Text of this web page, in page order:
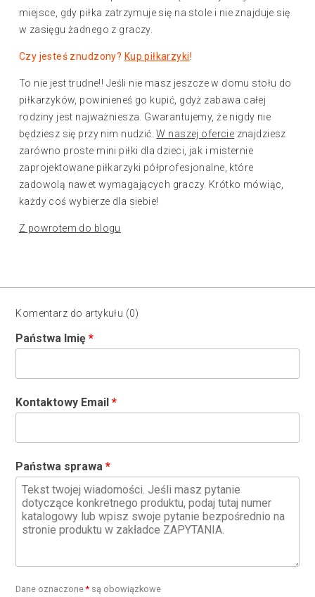
miejsce, gdy piłka zatrzymuje się na stole i nie znajduje się
w zasięgu żadnego z graczy.
Czy jesteś znudzony? Kup piłkarzyki!
To nie jest trudne!! Jeśli nie masz jeszcze w domu stołu do
piłkarzyków, powinieneś go kupić, gdyż zabawa całej
rodziny jest najważniesza. Gwarantujemy, że nigdy nie
będziesz się przy nim nudzić.W naszej ofercie znajdziesz
zarówno proste mini piłki dla dzieci, jak i misternie
zaprojektowane piłkarzyki półprofesjonalne, które
zadowolą nawet wymagających graczy. Krótko mówiąc,
każdy coś wybierze dla siebie!
Z powrotem do blogu
Komentarz do artykułu (0)
Państwa Imię
Kontaktowy Email
Państwa sprawa
Dane oznaczone* są obowiązkowe